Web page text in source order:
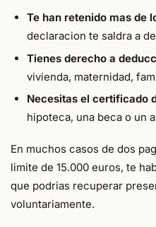
Te han retenido mas de
declaracion te saldra a
Tienes derecho a
vivienda, maternidad,
Necesitas el certificado
hipoteca, una beca o un
En muchos casos de dos
limite de 15.000 euros, te
que podrias recuperar
voluntariamente.